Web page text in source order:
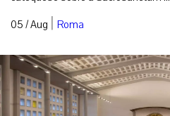
05 / Aug | Roma